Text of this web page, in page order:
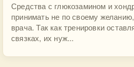
Средства с глюкозамином и
принимать не по своему
врача. Так как тренировки
связках, их нуж...